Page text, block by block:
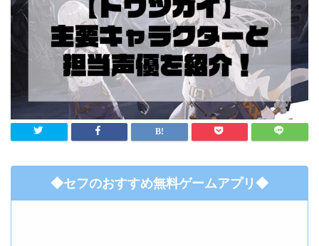
◆セフのおすすめ無料ゲームアプリ◆